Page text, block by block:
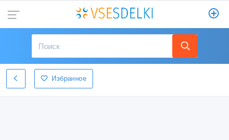
Избранное